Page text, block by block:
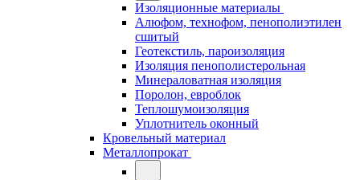
Изоляционные материалы
Алюфом, технофом, пенополиэтилен
сшитый
Геотекстиль, пароизоляция
Изоляция пенополистерольная
Минераловатная изоляция
Поролон, евроблок
Теплошумоизоляция
Уплотнитель оконный
Кровельный материал
Металлопрокат